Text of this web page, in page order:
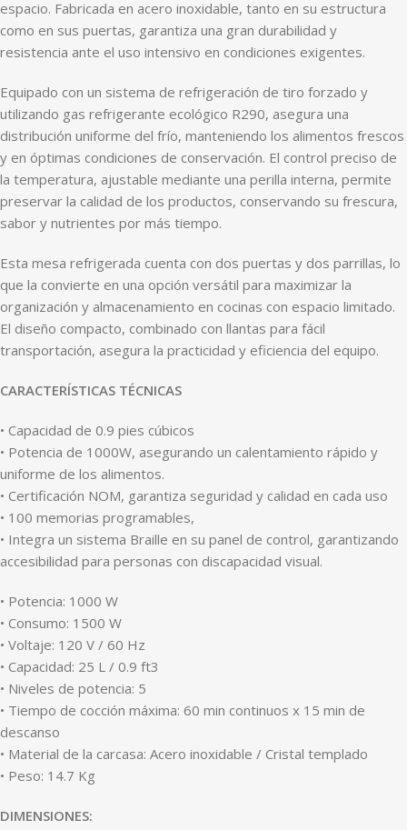
espacio. Fabricada en acero inoxidable, tanto en su estructura
como en sus puertas, garantiza una gran durabilidad y
resistencia ante el uso intensivo en condiciones exigentes.
Equipado con un sistema de refrigeración de tiro forzado y
utilizando gas refrigerante ecológico R290, asegura una
distribución uniforme del frío, manteniendo los alimentos frescos
y en óptimas condiciones de conservación. El control preciso de
la temperatura, ajustable mediante una perilla interna, permite
preservar la calidad de los productos, conservando su frescura,
sabor y nutrientes por más tiempo.
Esta mesa refrigerada cuenta con dos puertas y dos parrillas, lo
que la convierte en una opción versátil para maximizar la
organización y almacenamiento en cocinas con espacio limitado.
El diseño compacto, combinado con llantas para fácil
transportación, asegura la practicidad y eficiencia del equipo.
CARACTERÍSTICAS TÉCNICAS
• Capacidad de 0.9 pies cúbicos
• Potencia de 1000W, asegurando un calentamiento rápido y
uniforme de los alimentos.
• Certificación NOM, garantiza seguridad y calidad en cada uso
• 100 memorias programables,
• Integra un sistema Braille en su panel de control, garantizando
accesibilidad para personas con discapacidad visual.
• Potencia: 1000 W
• Consumo: 1500 W
• Voltaje: 120 V / 60 Hz
• Capacidad: 25 L / 0.9 ft3
• Niveles de potencia: 5
• Tiempo de cocción máxima: 60 min continuos x 15 min de
descanso
• Material de la carcasa: Acero inoxidable / Cristal templado
• Peso: 14.7 Kg
DIMENSIONES: